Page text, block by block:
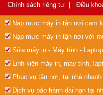
Chính sách riêng tư | Điều
Nạp mực máy in tận nơi cam
Nạp mực máy in tận nơi với
Sửa máy in - Máy tính -
Linh kiện máy in, máy tính,
Phục vụ tận nơi, tại nhà
Dịch vụ bảo hành dài hạn tại